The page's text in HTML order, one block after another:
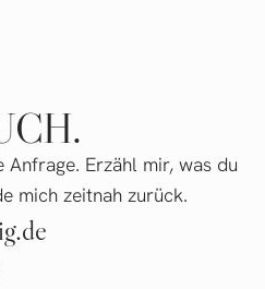
Erzähl mir, was du
mich zeitnah zurück.